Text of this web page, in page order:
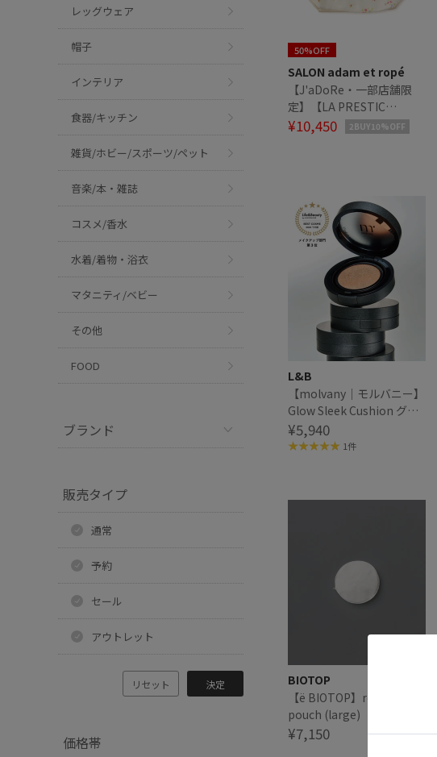
レッグウェア
帽子
インテリア
食器/キッチン
雑貨/ホビー/スポーツ/ペット
音楽/本・雑誌
コスメ/香水
水着/着物・浴衣
マタニティ/ベビー
その他
FOOD
ブランド
販売タイプ
通常
予約
セール
アウトレット
リセット 決定
価格帯
50%OFF
SALON adam et ropé
【J'aDoRe・一部店舗限
定】【LA PRESTIC
OUISTON】MAKEUP
¥10,450 2BUY10%OFF
L&B
【molvany｜モルバニー】
Glow Sleek Cushion グロ
ウ スリーク クッション
¥5,940
1件
BIOTOP
【ё BIOTOP】round
pouch (large)
¥7,150